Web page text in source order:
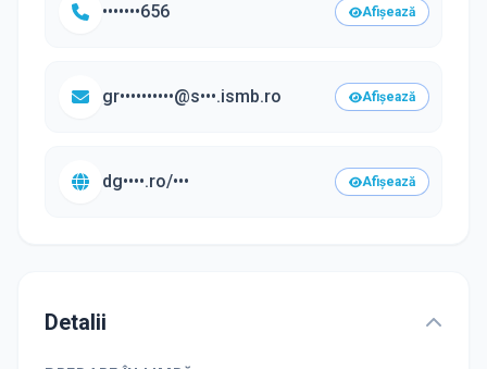
•••••••656 Afișează
gr••••••••••@s•••.ismb.ro Afișează
dg••••.ro/••• Afișează
Detalii